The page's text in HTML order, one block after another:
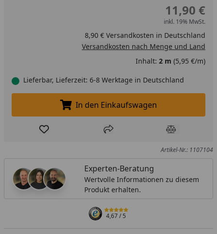
11,90 €
inkl. 19% MwSt.
8,90 € Versandkosten in Deutschland
Versandkosten nach Menge und Land
Inhalt: 2 m (5,95 €/m)
Lieferbar, Lieferzeit: 6-8 Werktage in Deutschland
In den Einkaufswagen legen
In den Einkaufswagen
Produkt zur Wunschliste hinzufügen
Teilen Produkt
Artikel-Nr.: 1107104
Experten-Beratung
Wertvolle Informationen zu diesem
Produkt erhalten.
4,67/ 5